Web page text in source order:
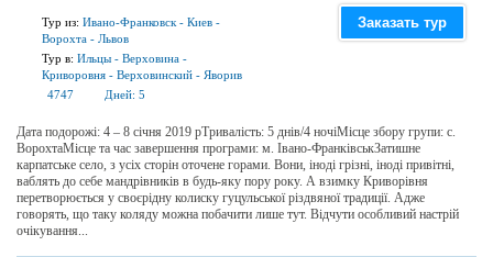
Тур из: Ивано-Франковск - Киев -
Ворохта - Львов
Тур в: Ильцы - Верховина -
Криворовня - Верховинский - Яворив
4747
Дней: 5
Заказать тур
Дата подорожі: 4 – 8 січня 2019 рТривалiсть: 5 днів/4 ночіМісце збору групи: с.
ВорохтаМісце та час завершення програми: м. Івано-ФранківськЗатишне
карпатське село, з усіх сторін оточене горами. Вони, іноді грізні, іноді привітні,
ваблять до себе мандрівників в будь-яку пору року. А взимку Криворівня
перетворюється у своєрідну колиску гуцульської різдвяної традиції. Адже
говорять, що таку коляду можна побачити лише тут. Відчути особливий настрій
очікування...